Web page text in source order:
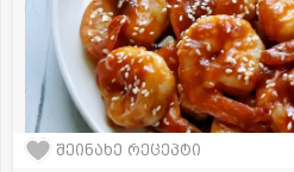
შეინახე რეცეპტი